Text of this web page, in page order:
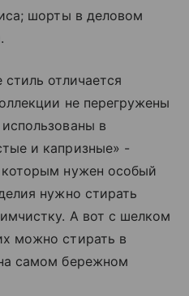
шорты в деловом
отличается
не перегружены
в
и капризные» -
нужен особый
нужно стирать
А вот с шелком
можно стирать в
самом бережном